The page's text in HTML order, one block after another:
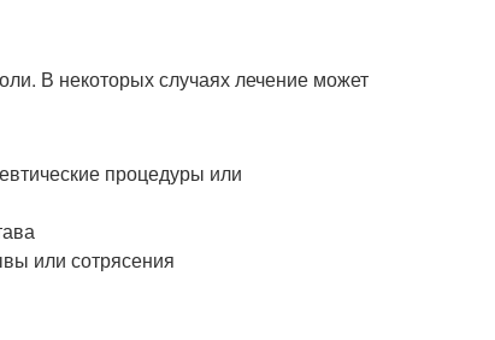
В некоторых случаях лечение может
процедуры или
или сотрясения